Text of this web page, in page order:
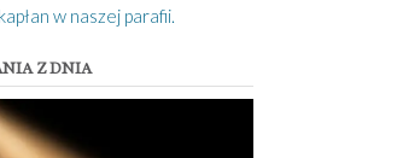
w naszej parafii.
Z DNIA